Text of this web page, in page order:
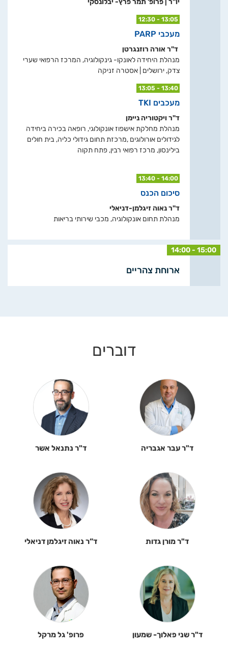
12:30 - 13:05
מעכבי PARP
ד"ר אורה רוזנגרטן
מנהלת היחידה לאונקו- גינקולוגיה, המרכז הרפואי שערי
צדק, ירושלים | אסטרה זניקה
13:05 - 13:40
מעכבים TKI
ד"ר ויקטוריה ניימן
מנהלת מחלקת אישפוז אונקולוגי, רופאה בכירה ביחידה
לגידולים אורולוגים ,מרכזת תחום גידולי כליה, בית חולים
בילינסון, מרכז רפואי רבין, פתח תקוה
13:40 - 14:00
סיכום הכנס
ד"ר נאוה זיגלמן-דניאלי
מנהלת תחום אונקולוגיה, מכבי שירותי בריאות
14:00 - 15:00
ארוחת צהריים
דוברים
ד"ר עבר אגבריה ד"ר נתנאל אשר
ד"ר מורן גדות ד”ר נאוה זיגלמן דניאלי
ד"ר שני פאלוך- שמעון פרופ' גל מרקל